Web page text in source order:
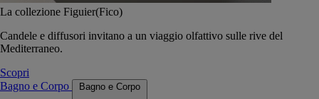
La collezione Figuier(Fico)
Candele e diffusori invitano a un viaggio olfattivo sulle rive del
Mediterraneo.
Scopri
Bagno e Corpo
Bagno e Corpo